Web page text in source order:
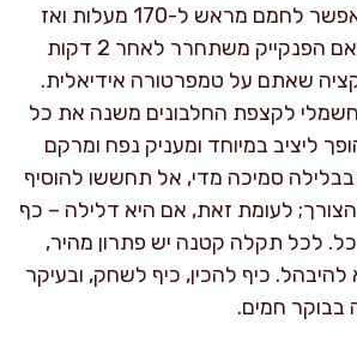
השימוש במחבת שאפשר לחמם מראש ל-170 מעלות ואז
להניח כף בלילה – אם הפנקייק משתחרר לאחר 2 דקות
שאתם על טמפרטורה אידיאלית.
חשמלי לקצפת החלבונים משנה את כל
ליציב במיוחד ומעניק נפח ומרקם
סמיכה מדי, אל תחששו להוסיף
הצורך; לעומת זאת, אם היא דלילה – כף
לכל תקלה קטנה יש פתרון מהיר,
להיבהל. כיף להכין, כיף לשחק, ובעיקר
חמים.